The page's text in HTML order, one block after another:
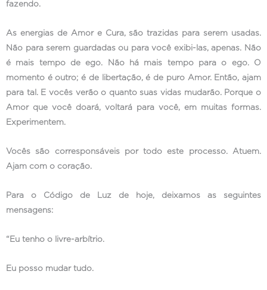
fazendo.
As energias de Amor e Cura, são trazidas para serem usadas.
Não para serem guardadas ou para você exibi-las, apenas. Não
é mais tempo de ego. Não há mais tempo para o ego. O
momento é outro; é de libertação, é de puro Amor. Então, ajam
para tal. E vocês verão o quanto suas vidas mudarão. Porque o
Amor que você doará, voltará para você, em muitas formas.
Experimentem.
Vocês são corresponsáveis por todo este processo. Atuem.
Ajam com o coração.
Para o Código de Luz de hoje, deixamos as seguintes
mensagens:
“Eu tenho o livre-arbítrio.
Eu posso mudar tudo.